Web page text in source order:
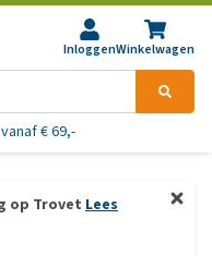
InloggenWinkelwagen
€ 69,-
op Trovet Lees